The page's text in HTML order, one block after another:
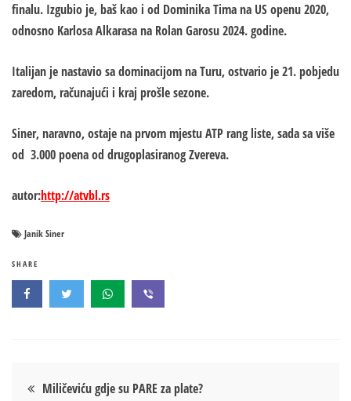
finalu. Izgubio je, baš kao i od Dominika Tima na US openu 2020,
odnosno Karlosa Alkarasa na Rolan Garosu 2024. godine.
Italijan je nastavio sa dominacijom na Turu, ostvario je 21. pobjedu
zaredom, računajući i kraj prošle sezone.
Siner, naravno, ostaje na prvom mjestu ATP rang liste, sada sa više
od 3.000 poena od drugoplasiranog Zvereva.
autor:http://atvbl.rs
Janik Siner
SHARE
Кретање
Miličeviću gdje su PARE za plate?